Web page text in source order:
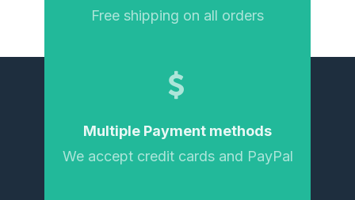
Free shipping on all orders
Multiple Payment methods
We accept credit cards and PayPal